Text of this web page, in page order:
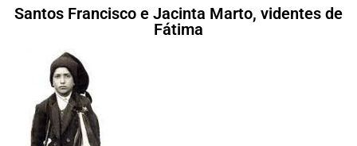
Santos Francisco e Jacinta Marto, videntes de
Fátima